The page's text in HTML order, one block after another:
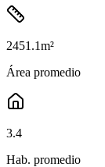
2451.1m²
Área promedio
3.4
Hab. promedio